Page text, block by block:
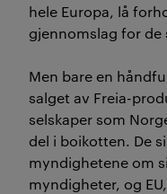
hele Europa, lå
gjennomslag for de
Men bare en
salget av Freia-
selskaper som
del i boikotten. De
myndighetene om
myndigheter, og